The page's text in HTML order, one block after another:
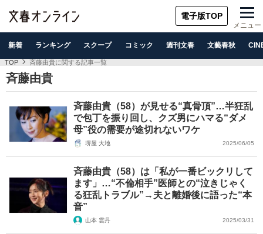
電子版TOP
メニュー
新着 ランキング スクープ コミック 週刊文春 文藝春秋
TOP 斉藤由貴に関する記事一覧
斉藤由貴
斉藤由貴（58）が見せる“真骨頂”…半狂乱
で包丁を振り回し、クズ男にハマる“ダメ
母”役の需要が途切れないワケ
堺屋 大地 2025/06/05
斉藤由貴（58）は「私が一番ビックリして
ます」…“不倫相手”医師との“泣きじゃく
る狂乱トラブル”→夫と離婚後に語った“本
音”
山本 雲丹 2025/03/31